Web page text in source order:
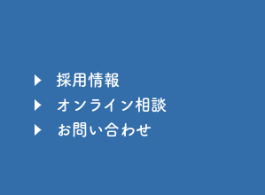
採用情報
オンライン相談
お問い合わせ